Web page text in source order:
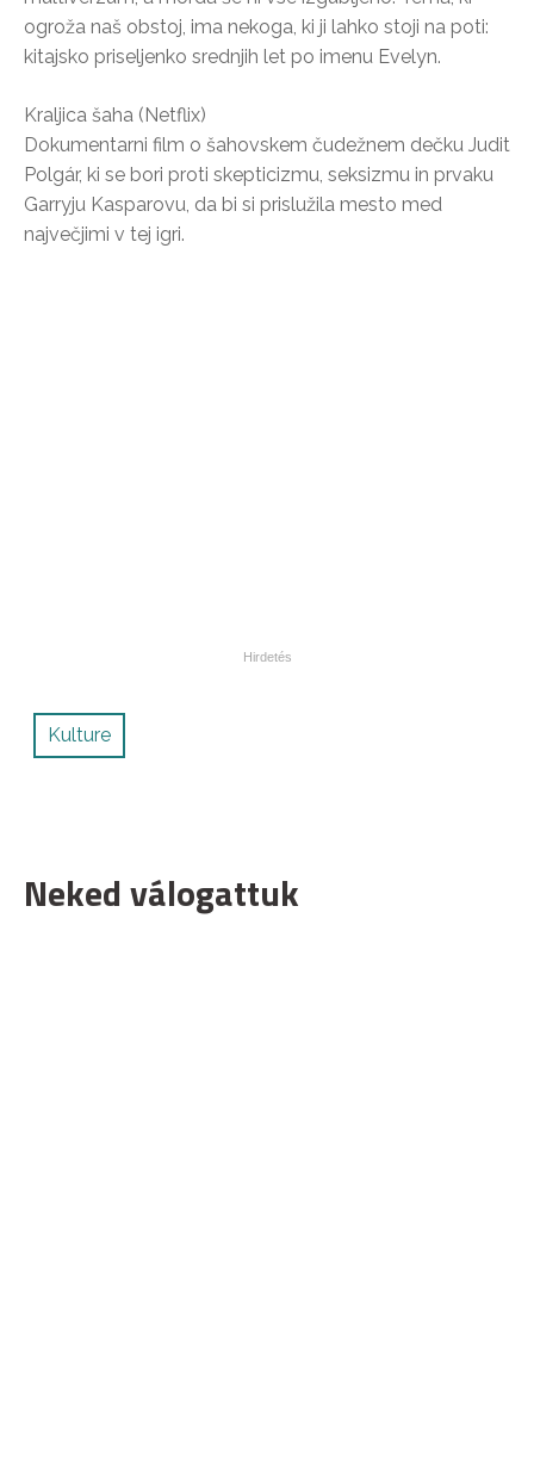
ogroža naš obstoj, ima nekoga, ki ji lahko stoji na poti:
kitajsko priseljenko srednjih let po imenu Evelyn.
Kraljica šaha (Netflix)
Dokumentarni film o šahovskem čudežnem dečku Judit
Polgár, ki se bori proti skepticizmu, seksizmu in prvaku
Garryju Kasparovu, da bi si prislužila mesto med
največjimi v tej igri.
Kulture
Neked válogattuk